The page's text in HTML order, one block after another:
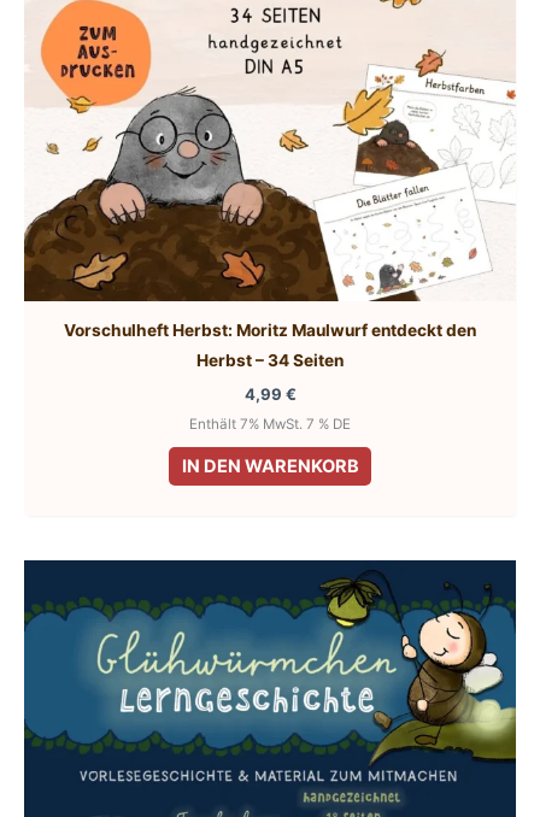
Vorschulheft Herbst: Moritz Maulwurf entdeckt den
Herbst – 34 Seiten
4,99 €
Enthält 7% MwSt. 7 % DE
IN DEN WARENKORB